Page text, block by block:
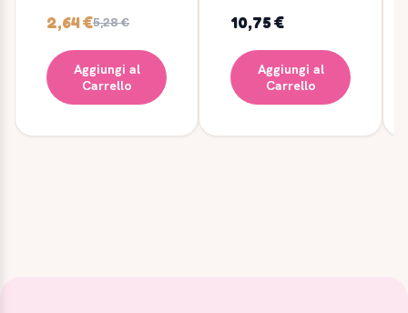
2,64 €5,28 €
Aggiungi al
Carrello
10,75 €
Aggiungi al
Carrello